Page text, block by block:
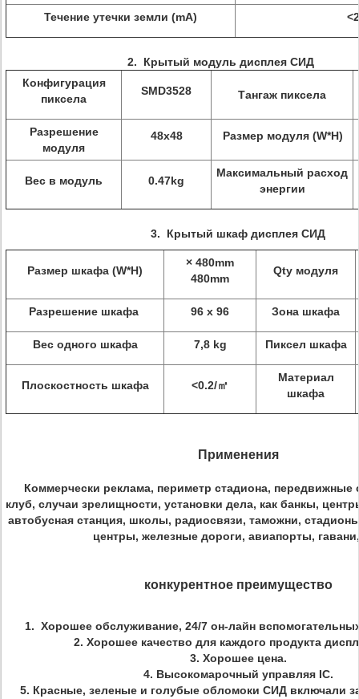
Течение утечки земли (mA) <2
2. Крытый модуль дисплея СИД
Конфигурация
пиксела
SMD3528 Тангаж пиксела
Разрешение
модуля
48x48 Размер модуля (W*H)
Вес в модуль 0.47kg
Максимальный расход
энергии
3. Крытый шкаф дисплея СИД
Размер шкафа (W*H)
× 480mm
480mm
Qty модуля
Разрешение шкафа 96 x 96 Зона шкафа
Вес одного шкафа 7,8 kg Пиксел шкафа
Плоскостность шкафа <0.2/㎡
Материал
шкафа
Применения
Коммерчески реклама, периметр стадиона, передвижные
клуб, случаи зрелищности, установки дела, как банкы,
автобусная станция, школы, радиосвязи, таможни,
центры, железные дороги, авиапорты,
конкурентное преимущество
1. Хорошее обслуживание, 24/7 он-лайн
2. Хорошее качество для каждого продукта
3. Хорошее цена.
4. Высокомарочный управляя IC.
5. Красные, зеленые и голубые обломоки СИД включали